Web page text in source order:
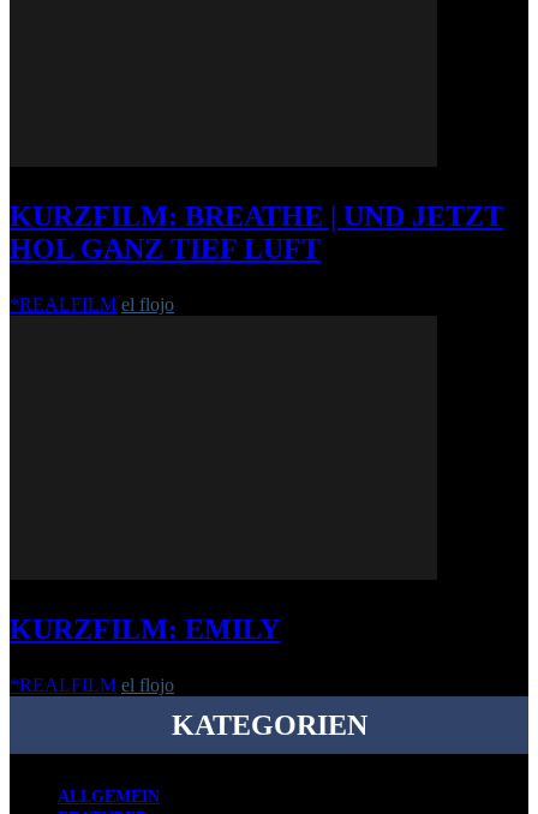
KURZFILM: BREATHE | UND JETZT
HOL GANZ TIEF LUFT
*REALFILM el flojo
KURZFILM: EMILY
*REALFILM el flojo
KATEGORIEN
ALLGEMEIN